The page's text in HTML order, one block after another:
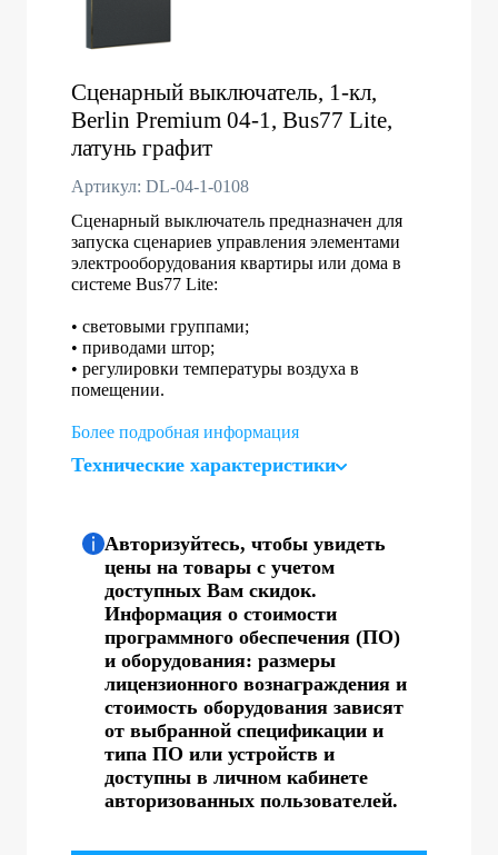
Сценарный выключатель, 1-кл,
Berlin Premium 04-1, Bus77 Lite,
латунь графит
Артикул: DL-04-1-0108
Сценарный выключатель предназначен для
запуска сценариев управления элементами
электрооборудования квартиры или дома в
системе Bus77 Lite:
• световыми группами;
• приводами штор;
• регулировки температуры воздуха в
помещении.
Более подробная информация
Технические характеристики
Авторизуйтесь, чтобы увидеть
цены на товары с учетом
доступных Вам скидок.
Информация о стоимости
программного обеспечения (ПО)
и оборудования: размеры
лицензионного вознаграждения и
стоимость оборудования зависят
от выбранной спецификации и
типа ПО или устройств и
доступны в личном кабинете
авторизованных пользователей.